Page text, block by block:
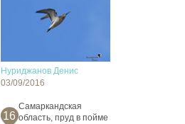
Нуриджанов Денис
03/09/2016
16
Cамаркандская
область, пруд в пойме